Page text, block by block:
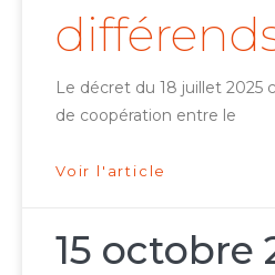
Le décret du 18 juillet 2025
de coopération entre le
Voir l'article
15 octobre